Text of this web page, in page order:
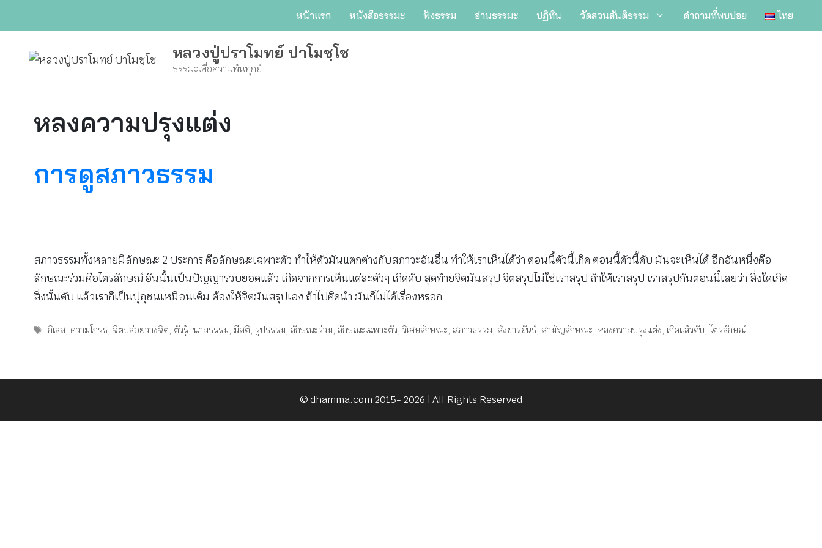
หน้าแรก หนังสือธรรมะ ฟังธรรม อ่านธรรมะ ปฏิทิน วัดสวนสันติธรรม คำถามที่พบบ่อย ไทย
หลวงปู่ปราโมทย์ ปาโมชฺโช
ธรรมะเพื่อความพ้นทุกข์
หลงความปรุงแต่ง
การดูสภาวธรรม
สภาวธรรมทั้งหลายมีลักษณะ 2 ประการ คือลักษณะเฉพาะตัว ทำให้ตัวมันแตกต่างกับสภาวะอันอื่น ทำให้เราเห็นได้ว่า ตอนนี้ตัวนี้เกิด ตอนนี้ตัวนี้ดับ มันจะเห็นได้ อีกอันหนึ่งคือ
ลักษณะร่วมคือไตรลักษณ์ อันนั้นเป็นปัญญารวบยอดแล้ว เกิดจากการเห็นแต่ละตัวๆ เกิดดับ สุดท้ายจิตมันสรุป จิตสรุปไม่ใช่เราสรุป ถ้าให้เราสรุป เราสรุปกันตอนนี้เลยว่า สิ่งใดเกิด
สิ่งนั้นดับ แล้วเราก็เป็นปุถุชนเหมือนเดิม ต้องให้จิตมันสรุปเอง ถ้าไปคิดนำ มันก็ไม่ได้เรื่องหรอก
Tags
กิเลส, ความโกรธ, จิตปล่อยวางจิต, ตัวรู้,นามธรรม, มีสติ, รูปธรรม, ลักษณะร่วม, ลักษณะเฉพาะตัว,วิเศษลักษณะ, สภาวธรรม, สังขารขันธ์, สามัญลักษณะ,หลงความปรุงแต่ง, เกิดแล้วดับ, ไตรลักษณ์
© dhamma.com 2015- 2026 | All Rights Reserved